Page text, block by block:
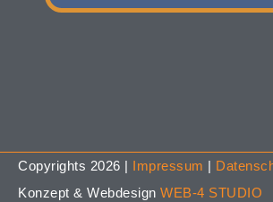
Copyrights 2026 | Impressum |
Konzept & Webdesign WEB-4 STUDIO